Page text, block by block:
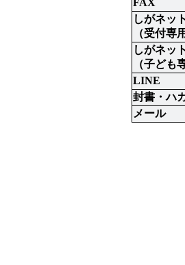
FAX
しがネッ
（受付専
しがネッ
（子ども
LINE
封書・ハ
メール